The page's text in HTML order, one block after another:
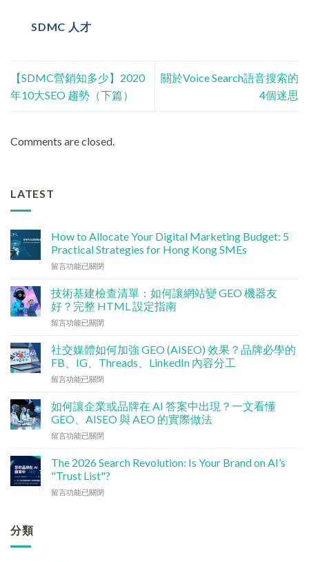
SDMC 人才
【SDMC營銷知多少】2020
年10大SEO 趨勢（下篇）
關於Voice Search語音搜索的
4個迷思
Comments are closed.
LATEST
How to Allocate Your Digital Marketing Budget: 5
Practical Strategies for Hong Kong SMEs
在
碼
行
銷
預
點
分
香
中
小
5
用
策
略〉
留言功能已關閉
技術基建檢查清單：如何讓網站變 GEO 機器友
好？完整 HTML 設定指南
在
術
基
建
檢
清
單：
何
網
站
GEO
留言功能已關閉
社交媒體如何加強 GEO (AISEO) 效果？品牌必學的
FB、IG、Threads、LinkedIn 內容分工
在
交
媒
體
如
加
強
(AISEO)
留言功能已關閉
如何讓企業或品牌在 AI 答案中出現？一文看懂
GEO、AISEO 與 AEO 的實際做法
在
何
讓
業
留言功能已關閉
The 2026 Search Revolution: Is Your Brand on AI’s
"Trust List"?
在
留言功能已關閉
分類